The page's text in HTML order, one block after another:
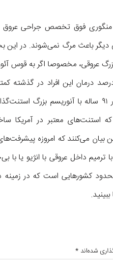
منگوری فوق تخصص جراحی
باعث مرگ نمی‌شوند. در این
عروقی، مخصوصا اگر به قوس
ایشان توضیح می‌دهند که سال گذشته برای یک بیمار ۹۱ ساله
استنت‌های معتبر در آمریکا
می‌کنند که امروزه
ترمیم داخل عروقی با انژیو یا
کشور‌هایی است که در زمینه
شده‌اند*